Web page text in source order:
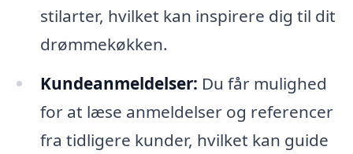
stilarter, hvilket kan inspirere dig til dit
drømmekøkken.
Kundeanmeldelser: Du får mulighed
for at læse anmeldelser og referencer
fra tidligere kunder, hvilket kan guide